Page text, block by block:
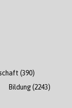
(390)
Bildung(2243)